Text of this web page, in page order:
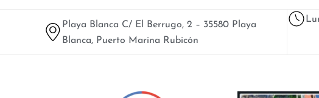
Playa Blanca C/ El Berrugo, 2 – 35580 Playa
Blanca, Puerto Marina Rubicón